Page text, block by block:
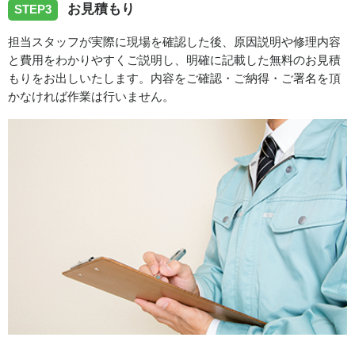
2025/09/22
鳥取県鳥取市雲山へ浴室バス水栓交換へ伺いました
スタッフの修理報告や事例の一覧はこちら
STEP3 お見積もり
担当スタッフが実際に現場を確認した後、原因説明や修理内容
と費用をわかりやすくご説明し、明確に記載した無料のお見積
もりをお出しいたします。内容をご確認・ご納得・ご署名を頂
かなければ作業は行いません。